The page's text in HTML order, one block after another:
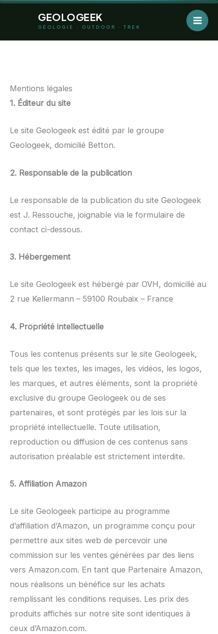
GEOLOGEEK
GÉOLOGIE · OUTDOOR · TREK
Mentions légales
1. Éditeur du site
Le site Geologeek est édité par le groupe
Geologeek, domicilié Betton.
2. Responsable de la publication
Le responsable de la publication du site Geologeek
est J. Ressouche, joignable via le formulaire de
contact ci-dessous.
3. Hébergement
Le site Geologeek est hébergé par OVH, domicilié au
2 rue Kellermann – 59100 Roubaix – France
4. Propriété intellectuelle
Tous les contenus présents sur le site Geologeek,
tels que les textes, les images, les vidéos, les logos,
les marques, et autres éléments, sont la propriété
exclusive du groupe Geologeek ou de ses
partenaires, et sont protégés par les lois sur la
propriété intellectuelle. Toute utilisation,
reproduction ou diffusion de ces contenus sans
autorisation préalable est strictement interdite.
5. Affiliation Amazon
Le site Geologeek participe au programme
d’affiliation d’Amazon, un programme conçu pour
permettre aux sites web de percevoir une
commission sur les ventes générées par des liens
vers Amazon.com. En tant que Partenaire Amazon,
nous réalisons un bénéfice sur les achats
remplissant les conditions requises. Les prix des
produits affichés sur notre site sont identiques à
ceux d’Amazon.com.